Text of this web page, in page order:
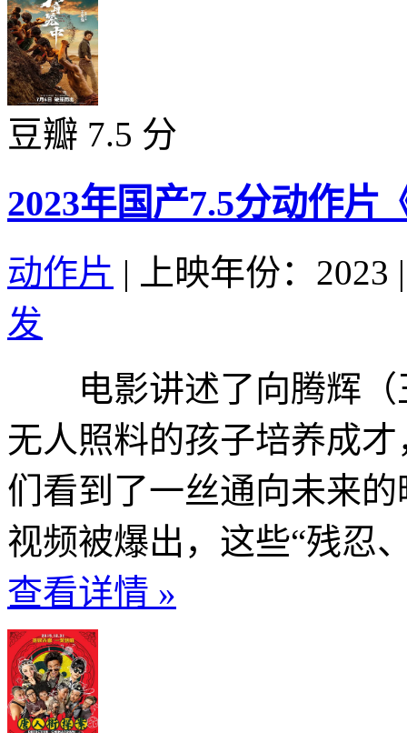
豆瓣 7.5 分
2023年国产7.5分动作片
动作片 | 上映年份：2023 |
发
电影讲述了向腾辉（
无人照料的孩子培养成
们看到了一丝通向未来
视频被爆出，这些“残忍
查看详情 »